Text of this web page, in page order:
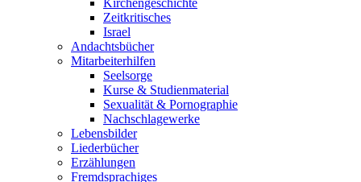
Kirchengeschichte
Zeitkritisches
Israel
Andachtsbücher
Mitarbeiterhilfen
Seelsorge
Kurse & Studienmaterial
Sexualität & Pornographie
Nachschlagewerke
Lebensbilder
Liederbücher
Erzählungen
Fremdsprachiges